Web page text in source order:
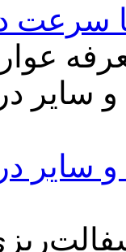
سرعت
سایر